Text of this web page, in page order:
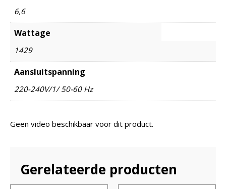
6,6
Wattage
1429
Aansluitspanning
220-240V/1/ 50-60 Hz
Geen video beschikbaar voor dit product.
Gerelateerde producten